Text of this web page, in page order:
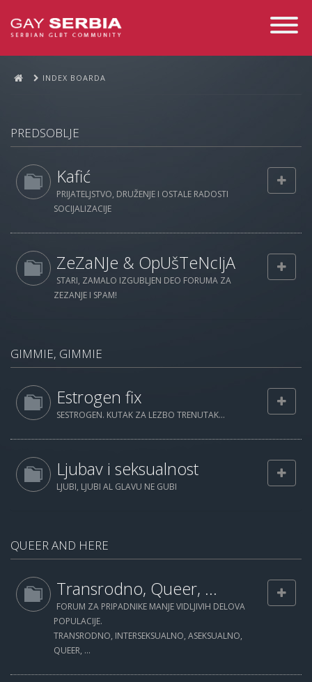
Toggle
INDEX BOARDA
PREDSOBLJE
Kafić
PRIJATELJSTVO, DRUŽENJE I OSTALE RADOSTI
SOCIJALIZACIJE
ZeZaNJe & OpUšTeNcIjA
STARI, ZAMALO IZGUBLJEN DEO FORUMA ZA
ZEZANJE I SPAM!
GIMMIE, GIMMIE
Estrogen fix
SESTROGEN. KUTAK ZA LEZBO TRENUTAK...
Ljubav i seksualnost
LJUBI, LJUBI AL GLAVU NE GUBI
QUEER AND HERE
Transrodno, Queer, ...
FORUM ZA PRIPADNIKE MANJE VIDLJIVIH DELOVA
POPULACIJE.
TRANSRODNO, INTERSEKSUALNO, ASEKSUALNO,
QUEER, ...